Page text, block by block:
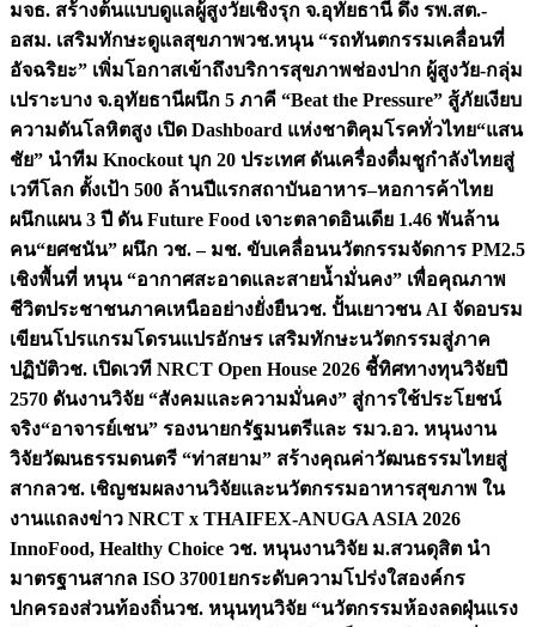
มจธ. สร้างต้นแบบดูแลผู้สูงวัยเชิงรุก จ.อุทัยธานี ดึง รพ.สต.-
อสม. เสริมทักษะดูแลสุขภาพวช.หนุน “รถทันตกรรมเคลื่อนที่
อัจฉริยะ” เพิ่มโอกาสเข้าถึงบริการสุขภาพช่องปาก ผู้สูงวัย-กลุ่ม
เปราะบาง จ.อุทัยธานีผนึก 5 ภาคี “Beat the Pressure” สู้ภัยเงียบ
ความดันโลหิตสูง เปิด Dashboard แห่งชาติคุมโรคทั่วไทย“แสน
ชัย” นำทีม Knockout บุก 20 ประเทศ ดันเครื่องดื่มชูกำลังไทยสู่
เวทีโลก ตั้งเป้า 500 ล้านปีแรกสถาบันอาหาร–หอการค้าไทย
ผนึกแผน 3 ปี ดัน Future Food เจาะตลาดอินเดีย 1.46 พันล้าน
คน“ยศชนัน” ผนึก วช. – มช. ขับเคลื่อนนวัตกรรมจัดการ PM2.5
เชิงพื้นที่ หนุน “อากาศสะอาดและสายน้ำมั่นคง” เพื่อคุณภาพ
ชีวิตประชาชนภาคเหนืออย่างยั่งยืนวช. ปั้นเยาวชน AI จัดอบรม
เขียนโปรแกรมโดรนแปรอักษร เสริมทักษะนวัตกรรมสู่ภาค
ปฏิบัติวช. เปิดเวที NRCT Open House 2026 ชี้ทิศทางทุนวิจัยปี
2570 ดันงานวิจัย “สังคมและความมั่นคง” สู่การใช้ประโยชน์
จริง“อาจารย์เชน” รองนายกรัฐมนตรีและ รมว.อว. หนุนงาน
วิจัยวัฒนธรรมดนตรี “ท่าสยาม” สร้างคุณค่าวัฒนธรรมไทยสู่
สากลวช. เชิญชมผลงานวิจัยและนวัตกรรมอาหารสุขภาพ ใน
งานแถลงข่าว NRCT x THAIFEX-ANUGA ASIA 2026
InnoFood, Healthy Choice วช. หนุนงานวิจัย ม.สวนดุสิต นำ
มาตรฐานสากล ISO 37001ยกระดับความโปร่งใสองค์กร
ปกครองส่วนท้องถิ่นวช. หนุนทุนวิจัย “นวัตกรรมห้องลดฝุ่นแรง